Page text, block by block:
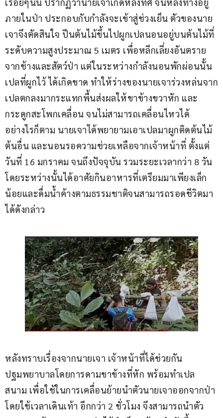
ภายในป่า ประกอบกับกำลังจะเข้าสู่ช่วงเย็น ตัวของนาย
เจาจึงตัดสินใจ ปีนต้นไม้ขึ้นไปผูกเปลนอนอยู่บนต้นไม้ที่
ระดับความสูงประมาณ 5 เมตร เพื่อหลีกเลี่ยงอันตราย
จากช้างและสัตว์ป่า แต่ในระหว่างกำลังนอนพักผ่อนนั้น
เปลที่ผูกไว้ ได้เกิดขาด ทำให้ร่างของนายเจาร่วงหล่นจาก
เปลตกลงมากระแทกพื้นส่งผลให้ขาข้างขวาหัก และ
กระดูกสะโพกเคลื่อน จนไม่สามารถเคลื่อนไหวได้
อย่างไรก็ตาม นายเจาได้พยายามเอาเปลมาผูกติดต้นไม้
ต้นอื่น และนอนรอความช่วยเหลือจากเจ้าหน้าที่ ตั้งแต่
วันที่ 16 มกราคม จนถึงปัจจุบัน รวมระยะเวลากว่า 8 วัน
โดยระหว่างนั้นได้อาศัยกินอาหารที่เตรียมมาเพียงเล็ก
น้อยและดื่มน้ำค้างตามธรรมชาติจนสามารถรอดชีวิตมา
ได้ดังกล่าว
หลังทราบเรื่องจากนายเจา เจ้าหน้าที่ได้ช่วยกัน
ปฐมพยาบาลโดยการดามขาข้างที่หัก พร้อมทำเปล
สนาม เพื่อใช้ในการเคลื่อนย้ายนำตัวนายเจาออกจากป่า
โดยใช้เวลาเดินเท้า อีกกว่า 2 ชั่วโมง จึงสามารถนำตัว